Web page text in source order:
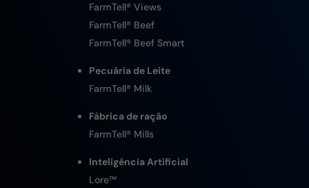
FarmTell® Views
FarmTell® Beef
FarmTell® Beef Smart
Pecuária de Leite
FarmTell® Milk
Fábrica de ração
FarmTell® Mills
Inteligência Artificial
Lore™